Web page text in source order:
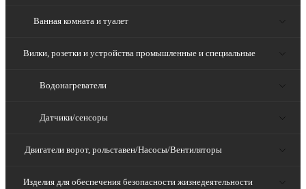
Ванная комната и туалет
Вилки, розетки и устройства промышленные и специальные
Водонагреватели
Датчики/сенсоры
Двигатели ворот, рольставен/Насосы/Вентиляторы
Изделия для обеспечения безопасности жизнедеятельности